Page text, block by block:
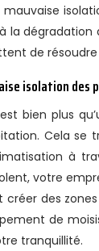
la
de
isolation des
bien plus
Cela se
à
votre
créer des
de
tranquillité.